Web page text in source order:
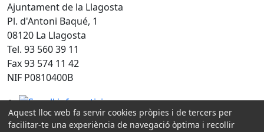
Ajuntament de la Llagosta
Pl. d'Antoni Baqué, 1
08120 La Llagosta
Tel. 93 560 39 11
Fax 93 574 11 42
NIF P0810400B
Segell infoparticipa
Amb la col·laboració de:
Aquest lloc web fa servir cookies pròpies i de tercers per
facilitar-te una experiència de navegació òptima i recollir